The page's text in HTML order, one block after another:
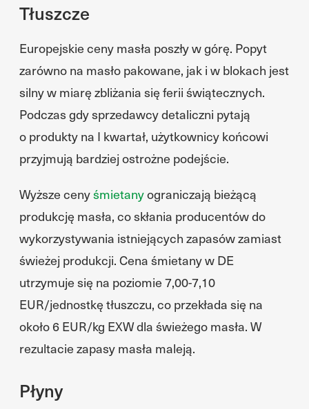
Tłuszcze
Europejskie ceny masła poszły w górę. Popyt
zarówno na masło pakowane, jak i w blokach jest
silny w miarę zbliżania się ferii świątecznych.
Podczas gdy sprzedawcy detaliczni pytają
o produkty na I kwartał, użytkownicy końcowi
przyjmują bardziej ostrożne podejście.
Wyższe cenyśmietanyograniczają bieżącą
produkcję masła, co skłania producentów do
wykorzystywania istniejących zapasów zamiast
świeżej produkcji. Cena śmietany w DE
utrzymuje się na poziomie 7,00-7,10
EUR/jednostkę tłuszczu, co przekłada się na
około 6 EUR/kg EXW dla świeżego masła. W
rezultacie zapasy masła maleją.
Płyny